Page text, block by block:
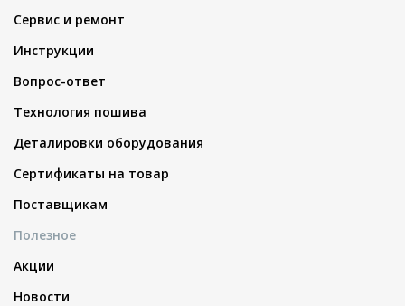
Сервис и ремонт
Инструкции
Вопрос-ответ
Технология пошива
Деталировки оборудования
Сертификаты на товар
Поставщикам
Полезное
Акции
Новости